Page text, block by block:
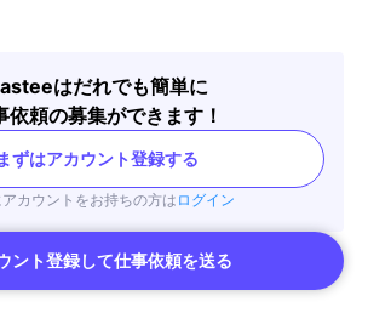
はだれでも簡単に
依頼の募集ができます！
まずはアカウント登録する
カウントをお持ちの方は ログイン
ント登録して仕事依頼を送る